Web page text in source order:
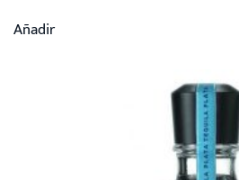
Añadir